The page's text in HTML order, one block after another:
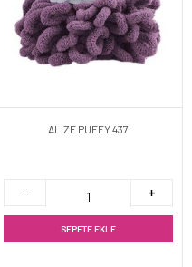
ALİZE PUFFY 437
SEPETE EKLE